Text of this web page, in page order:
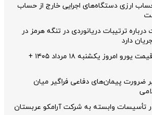
۱۲۴ حساب ارزی دستگاه‌های اجرایی خارج از حساب
درباره ترتیبات دریانوردی در تنگه هرمز در
دارد
قیمت دلار و قیمت یورو امروز یکشنبه ۱۸ مرداد ۱۴۰۵ +
ضرورت پیمان‌های دفاعی فراگیر میان
وابسته به شرکت آرامکو عربستان